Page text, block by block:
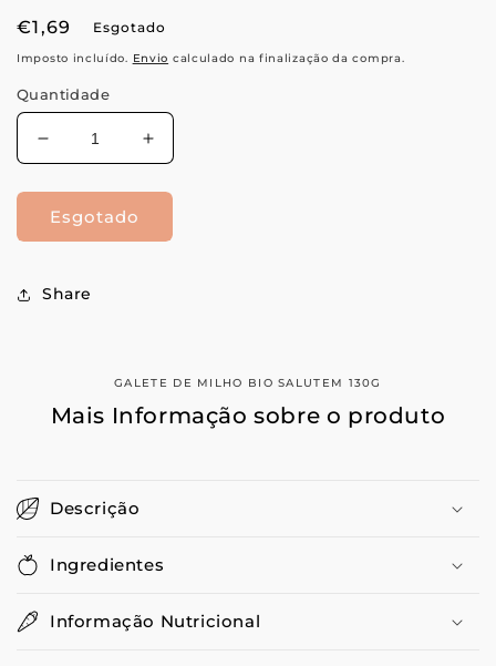
Preço
normal
€1,69 Esgotado
Imposto incluído. Envio calculado na finalização da compra.
Quantidade
Diminuir
a
quantidade
de
Galete
Milho
Aumentar
a
quantidade
Galete
Esgotado
Share
GALETE DE MILHO BIO SALUTEM 130G
Mais Informação sobre o produto
Descrição
Ingredientes
Informação Nutricional